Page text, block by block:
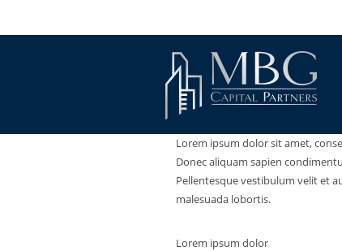
Lorem ipsum dolor sit amet,
Donec aliquam sapien
Pellentesque vestibulum velit et
malesuada lobortis.
Lorem ipsum dolor